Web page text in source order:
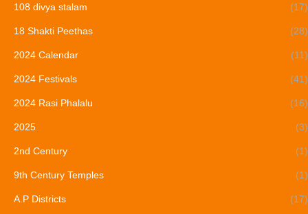
108 divya stalam (17)
18 Shakti Peethas (28)
2024 Calendar (11)
2024 Festivals (41)
2024 Rasi Phalalu (16)
2025 (3)
2nd Century (1)
9th Century Temples (1)
A.P Districts (17)